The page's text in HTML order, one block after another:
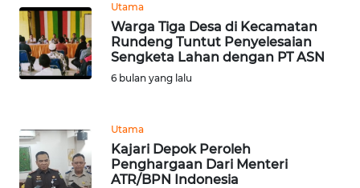
Utama
Warga Tiga Desa di Kecamatan
Rundeng Tuntut Penyelesaian
Sengketa Lahan dengan PT ASN
6 bulan yang lalu
Utama
Kajari Depok Peroleh
Penghargaan Dari Menteri
ATR/BPN Indonesia
WN
KALTARA
WN
KALTIM